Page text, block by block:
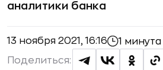
аналитики банка
13 ноября 2021, 16:16 1 минута
Поделиться: